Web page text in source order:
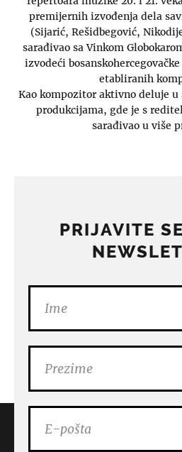
premijernih izvođenja dela
(Sijarić, Rešidbegović,
sarađivao sa Vinkom
izvodeći
etabliranih
Kao kompozitor aktivno deluje
produkcijama, gde je s
sarađivao u više
PRIJAVITE